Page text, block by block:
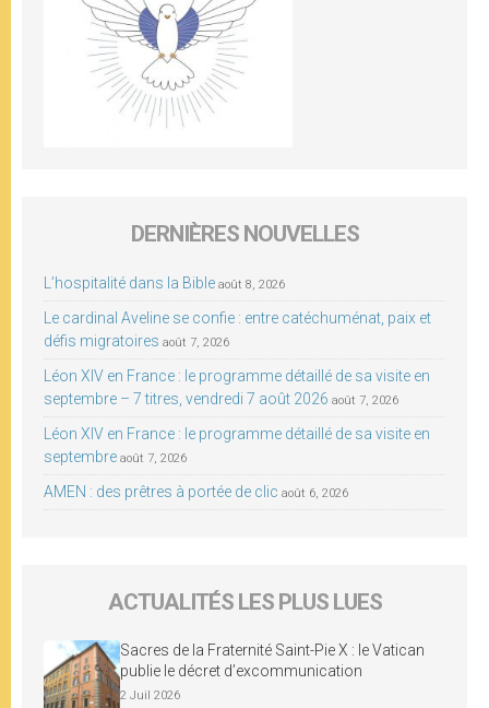
DERNIÈRES NOUVELLES
L’hospitalité dans la Bible août 8, 2026
Le cardinal Aveline se confie : entre catéchuménat, paix et
défis migratoires août 7, 2026
Léon XIV en France : le programme détaillé de sa visite en
septembre – 7 titres, vendredi 7 août 2026 août 7, 2026
Léon XIV en France : le programme détaillé de sa visite en
septembre août 7, 2026
AMEN : des prêtres à portée de clic août 6, 2026
ACTUALITÉS LES PLUS LUES
Sacres de la Fraternité Saint-Pie X : le Vatican
publie le décret d’excommunication
2 Juil 2026